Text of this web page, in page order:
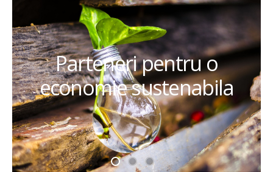
Parteneri pentru o
economie sustenabila